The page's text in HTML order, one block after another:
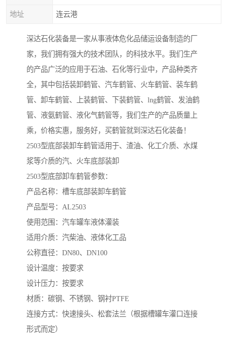
地址 连云港
深达石化装备是一家从事液体危化品储运设备制造的厂
家，我们拥有强大的技术团队，的科技水平。我们生产
的产品广泛的应用于石油、石化等行业中，产品种类齐
全，其中包括装卸鹤管、汽车鹤管、火车鹤管、装车鹤
管、卸车鹤管、上装鹤管、下装鹤管、lng鹤管、发油鹤
管、液氨鹤管、液化气鹤管等，我们生产的产品质量上
乘，价格实惠，服务好，买鹤管就到深达石化装备！
2503型底部装卸车鹤管适用于、渣油、化工介质、水煤
浆等介质的汽、火车底部装卸
2503型底部卸车鹤管参数：
产品名称：槽车底部装卸车鹤管
产品型号：AL2503
使用范围：汽车罐车液体灌装
适用介质：汽柴油、液体化工品
公称直径：DN80、DN100
设计温度：按要求
设计压力：按要求
材质：碳钢、不锈钢、钢衬PTFE
连接方式：快速接头、松套法兰（根据槽罐车灌口连接
形式而定）